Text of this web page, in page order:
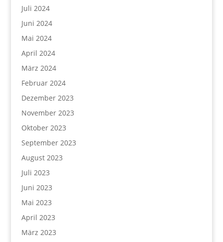
Juli 2024
Juni 2024
Mai 2024
April 2024
März 2024
Februar 2024
Dezember 2023
November 2023
Oktober 2023
September 2023
August 2023
Juli 2023
Juni 2023
Mai 2023
April 2023
März 2023